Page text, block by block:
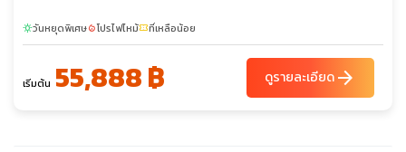
sunnyวันหยุดพิเศษlocal_fire_departmentโปรไฟไหม้confirmation_numberที่เหลือน้อย
เริ่มต้น 55,888 ฿ ดูรายละเอียดarrow_forward